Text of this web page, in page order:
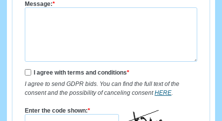
Message:*
I agree with terms and conditions*
I agree to send GDPR bids. You can find the full text of the
consent and the possibility of canceling consentHERE.
Enter the code shown:*